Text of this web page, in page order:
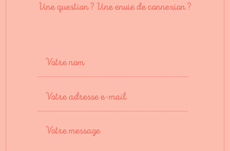
Une question ? Une envie de connexion ?